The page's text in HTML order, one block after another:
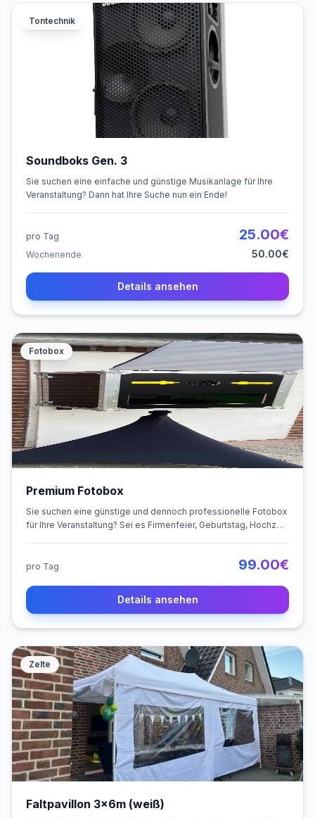
Tontechnik
Soundboks Gen. 3
Sie suchen eine einfache und günstige Musikanlage für Ihre
Veranstaltung? Dann hat Ihre Suche nun ein Ende!
pro Tag 25.00€
Wochenende 50.00€
Details ansehen
Fotobox
Premium Fotobox
Sie suchen eine günstige und dennoch professionelle Fotobox
für Ihre Veranstaltung? Sei es Firmenfeier, Geburtstag, Hochzeit
pro Tag 99.00€
Details ansehen
Zelte
Faltpavillon 3x6m (weiß)